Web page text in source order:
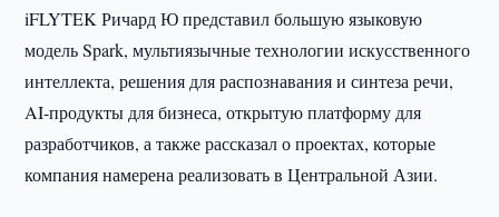
iFLYTEK Ричард Ю представил большую языковую
модель Spark, мультиязычные технологии искусственного
интеллекта, решения для распознавания и синтеза речи,
AI-продукты для бизнеса, открытую платформу для
разработчиков, а также рассказал о проектах, которые
компания намерена реализовать в Центральной Азии.